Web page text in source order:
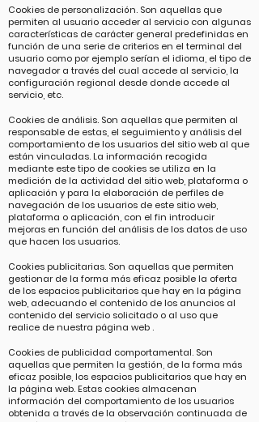
Cookies de personalización. Son aquellas que
permiten al usuario acceder al servicio con algunas
características de carácter general predefinidas en
función de una serie de criterios en el terminal del
usuario como por ejemplo serían el idioma, el tipo de
navegador a través del cual accede al servicio, la
configuración regional desde donde accede al
servicio, etc.
Cookies de análisis. Son aquellas que permiten al
responsable de estas, el seguimiento y análisis del
comportamiento de los usuarios del sitio web al que
están vinculadas. La información recogida
mediante este tipo de cookies se utiliza en la
medición de la actividad del sitio web, plataforma o
aplicación y para la elaboración de perfiles de
navegación de los usuarios de este sitio web,
plataforma o aplicación, con el fin introducir
mejoras en función del análisis de los datos de uso
que hacen los usuarios.
Cookies publicitarias. Son aquellas que permiten
gestionar de la forma más eficaz posible la oferta
de los espacios publicitarios que hay en la página
web, adecuando el contenido de los anuncios al
contenido del servicio solicitado o al uso que
realice de nuestra página web .
Cookies de publicidad comportamental. Son
aquellas que permiten la gestión, de la forma más
eficaz posible, los espacios publicitarios que hay en
la página web. Estas cookies almacenan
información del comportamiento de los usuarios
obtenida a través de la observación continuada de